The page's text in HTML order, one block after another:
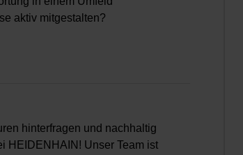
aktiv mitgestalten?
hinterfragen und nachhaltig
HEIDENHAIN! Unser Team ist